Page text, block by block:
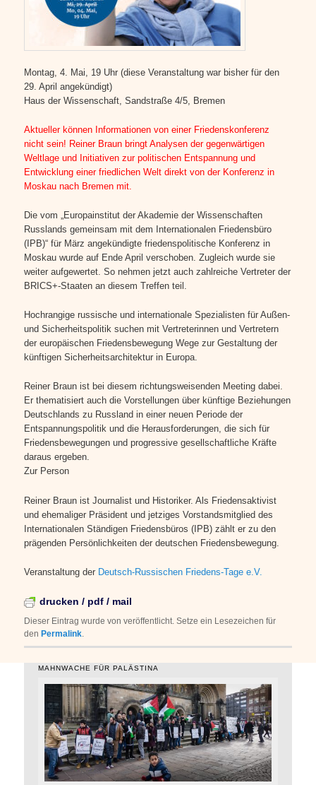
Montag, 4. Mai, 19 Uhr (diese Veranstaltung war bisher für den
29. April angekündigt)
Haus der Wissenschaft, Sandstraße 4/5, Bremen
Aktueller können Informationen von einer Friedenskonferenz
nicht sein! Reiner Braun bringt Analysen der gegenwärtigen
Weltlage und Initiativen zur politischen Entspannung und
Entwicklung einer friedlichen Welt direkt von der Konferenz in
Moskau nach Bremen mit.
Die vom „Europainstitut der Akademie der Wissenschaften
Russlands gemeinsam mit dem Internationalen Friedensbüro
(IPB)“ für März angekündigte friedenspolitische Konferenz in
Moskau wurde auf Ende April verschoben. Zugleich wurde sie
weiter aufgewertet. So nehmen jetzt auch zahlreiche Vertreter der
BRICS+-Staaten an diesem Treffen teil.
Hochrangige russische und internationale Spezialisten für Außen-
und Sicherheitspolitik suchen mit Vertreterinnen und Vertretern
der europäischen Friedensbewegung Wege zur Gestaltung der
künftigen Sicherheitsarchitektur in Europa.
Reiner Braun ist bei diesem richtungsweisenden Meeting dabei.
Er thematisiert auch die Vorstellungen über künftige Beziehungen
Deutschlands zu Russland in einer neuen Periode der
Entspannungspolitik und die Herausforderungen, die sich für
Friedensbewegungen und progressive gesellschaftliche Kräfte
daraus ergeben.
Zur Person
Reiner Braun ist Journalist und Historiker. Als Friedensaktivist
und ehemaliger Präsident und jetziges Vorstandsmitglied des
Internationalen Ständigen Friedensbüros (IPB) zählt er zu den
prägenden Persönlichkeiten der deutschen Friedensbewegung.
Veranstaltung der Deutsch-Russischen Friedens-Tage e.V.
drucken / pdf / mail
Dieser Eintrag wurde vonveröffentlicht. Setze ein Lesezeichen für
denPermalink
MAHNWACHE FÜR PALÄSTINA